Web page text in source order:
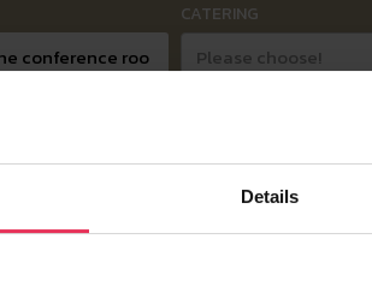
Details
CATERING
Please choose!
SECURITY CODE